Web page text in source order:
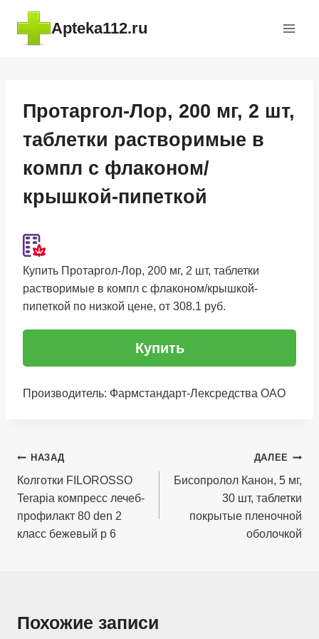
Перейти
содержимому
Apteka112.ru
Протаргол-Лор, 200 мг, 2 шт,
таблетки растворимые в
компл с флаконом/
крышкой-пипеткой
Купить Протаргол-Лор, 200 мг, 2 шт, таблетки
растворимые в компл с флаконом/крышкой-
пипеткой по низкой цене, от 308.1 руб.
Купить
Производитель: Фармстандарт-Лексредства ОАО
Навигация
по
записям
НАЗАД
Колготки FILOROSSO
Terapia компресс лечеб-
профилакт 80 den 2
класс бежевый р 6
ДАЛЕЕ
Бисопролол Канон, 5 мг,
30 шт, таблетки
покрытые пленочной
оболочкой
Похожие записи